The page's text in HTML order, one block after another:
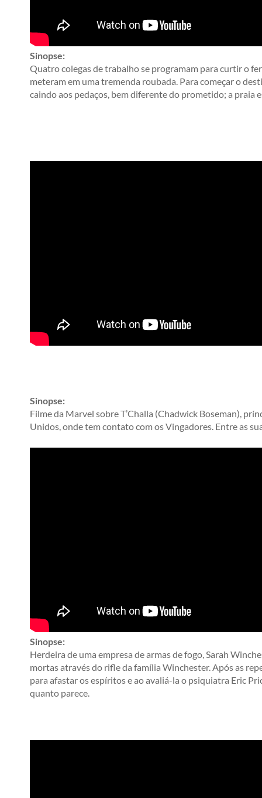
Sinopse:
Quatro colegas de trabalho se programam para curtir o
meteram em uma tremenda roubada. Para começar o
caindo aos pedaços, bem diferente do prometido; a praia
Sinopse:
Filme da Marvel sobre T’Challa (Chadwick Boseman),
Unidos, onde tem contato com os Vingadores. Entre as
Sinopse:
Herdeira de uma empresa de armas de fogo, Sarah
mortas através do rifle da família Winchester. Após as
para afastar os espíritos e ao avaliá-la o psiquiatra Eric
quanto parece.